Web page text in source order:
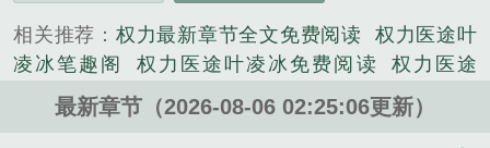
相关推荐： 权力最新章节全文免费阅读
权力医途叶
凌冰笔趣阁
权力医途叶凌冰免费阅读
权力医途
权力之途免费阅读 权力全文阅读 权力医途端
权力医途TXT免费全本
权力医途林凡与叶凌冰
最新章节（2026-08-06 02:25:06更新）